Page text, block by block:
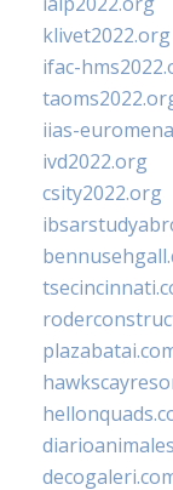
klivet2022.org
ifac-
iias-
ivd2022.org
csity2022.org